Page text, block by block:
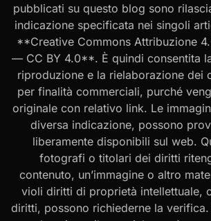
pubblicati su questo blog sono
indicazione specificata nei singoli
**Creative Commons Attribuzione
— CC BY 4.0**. È quindi consentita
riproduzione e la rielaborazione dei
per finalità commerciali, purché
originale con relativo link. Le
diversa indicazione, possono
liberamente disponibili sul web.
fotografi o titolari dei diritti
contenuto, un’immagine o altro
violi diritti di proprietà intellettuale,
diritti, possono richiederne la